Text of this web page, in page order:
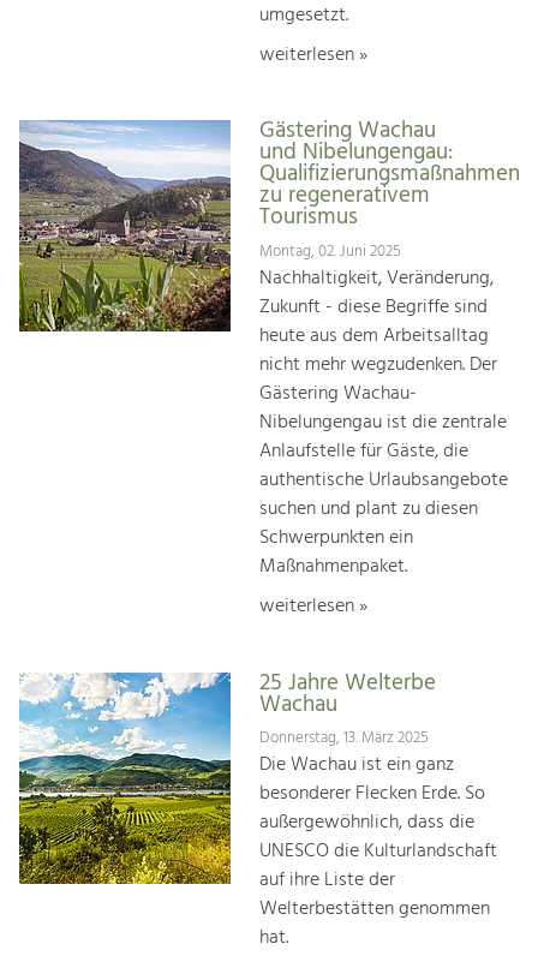
umgesetzt.
weiterlesen »
Gästering Wachau
und Nibelungengau:
Qualifizierungsmaßnahmen
zu regenerativem
Tourismus
Montag, 02. Juni 2025
Nachhaltigkeit, Veränderung,
Zukunft - diese Begriffe sind
heute aus dem Arbeitsalltag
nicht mehr wegzudenken. Der
Gästering Wachau-
Nibelungengau ist die zentrale
Anlaufstelle für Gäste, die
authentische Urlaubsangebote
suchen und plant zu diesen
Schwerpunkten ein
Maßnahmenpaket.
weiterlesen »
25 Jahre Welterbe
Wachau
Donnerstag, 13. März 2025
Die Wachau ist ein ganz
besonderer Flecken Erde. So
außergewöhnlich, dass die
UNESCO die Kulturlandschaft
auf ihre Liste der
Welterbestätten genommen
hat.